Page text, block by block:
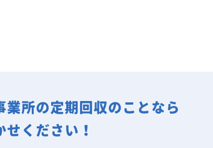
所の定期回収のことなら
ください！